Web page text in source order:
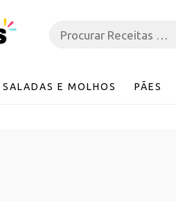
SALADAS E MOLHOS PÃES